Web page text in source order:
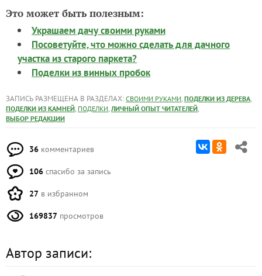
Это может быть полезным:
Украшаем дачу своими руками
Посоветуйте, что можно сделать для дачного
участка из старого паркета?
Поделки из винных пробок
ЗАПИСЬ РАЗМЕЩЕНА В РАЗДЕЛАХ: СВОИМИ РУКАМИ, ПОДЕЛКИ ИЗ ДЕРЕВА,
ПОДЕЛКИ ИЗ КАМНЕЙ, ПОДЕЛКИ, ЛИЧНЫЙ ОПЫТ ЧИТАТЕЛЕЙ,
ВЫБОР РЕДАКЦИИ
36 комментариев
106 спасибо за запись
27 в избранном
169837 просмотров
Автор записи: